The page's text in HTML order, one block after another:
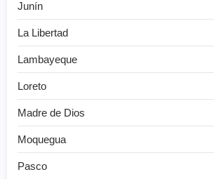
Junín
La Libertad
Lambayeque
Loreto
Madre de Dios
Moquegua
Pasco